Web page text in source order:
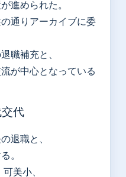
進められた。
通りアーカイブに委
職補充と、
が中心となっている
代
退職と、
。
美小、